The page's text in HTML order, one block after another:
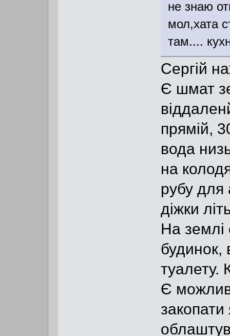
не знаю
мол,хата
там....
Сергій
Є шмат
прямій,
вода
на
рубу для
діжки
На землі
будинок,
туалету.
Є
закопати